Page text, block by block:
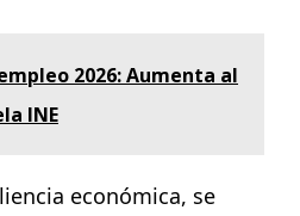
2026: Aumenta al
INE
económica, se